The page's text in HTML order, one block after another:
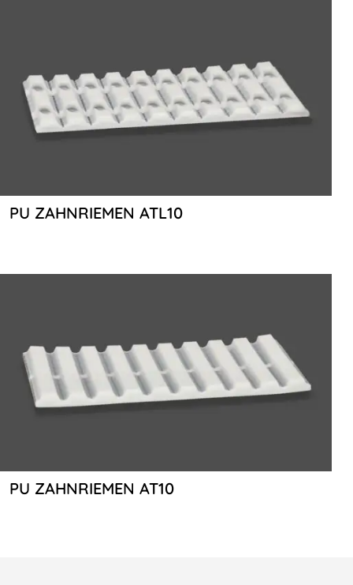
PU ZAHNRIEMEN ATL10
PU ZAHNRIEMEN AT10